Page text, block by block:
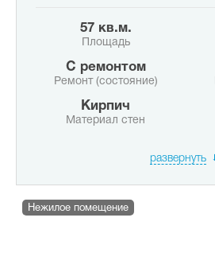
57 кв.м.
Площадь
с ремонтом
Ремонт (состояние)
Кирпич
Материал стен
развернуть
Нежилое помещение